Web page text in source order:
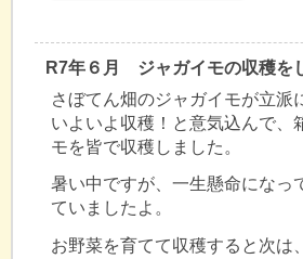
R7年６月 ジャガイモの収穫を
さぼてん畑のジャガイモが立派
いよいよ収穫！と意気込んで、
モを皆で収穫しました。
暑い中ですが、一生懸命になっ
ていましたよ。
お野菜を育てて収穫すると次は